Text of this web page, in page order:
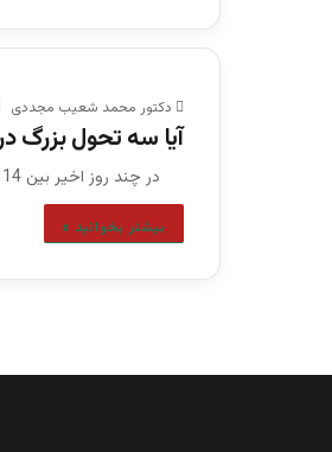
دکتور محمد شعیب مجددی
آیا سه تحول بزرگ
در چند روز اخیر بین 14 تا 16 جولای 2015 میلادی شاهد سه تحول بزرگ در جهان بودیم …
بیشتر بخوانید »